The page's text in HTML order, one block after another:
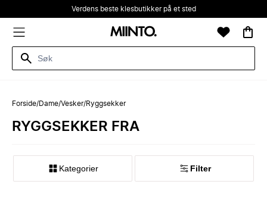
Verdens beste klesbutikker på et sted
Forside/Dame/Vesker/Ryggsekker
RYGGSEKKER FRA
Kategorier Filter